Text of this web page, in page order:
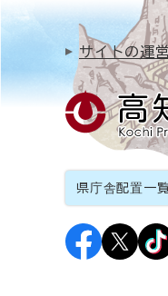
サイトの運
県庁舎配置一